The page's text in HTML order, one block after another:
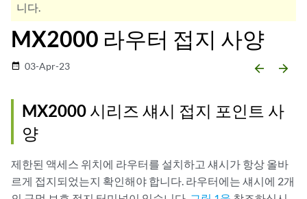
니다.
MX2000 라우터 접지 사양
date_range 03-Apr-23 arrow_backward arrow_forward
MX2000 시리즈 섀시 접지 포인트 사
양
제한된 액세스 위치에 라우터를 설치하고 섀시가 항상 올바
르게 접지되었는지 확인해야 합니다. 라우터에는 섀시에 2개